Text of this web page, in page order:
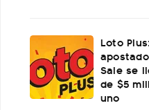
Loto
Sale se
de $5
uno